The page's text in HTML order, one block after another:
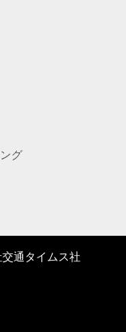
グ
通タイムス社